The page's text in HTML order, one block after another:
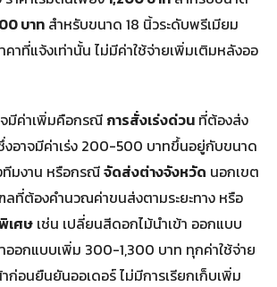
บาท สำหรับขนาด 18 นิ้วระดับพรีเมียม
คาที่แจ้งเท่านั้น ไม่มีค่าใช้จ่ายเพิ่มเติมหลังออ
มีค่าเพิ่มคือกรณี การสั่งเร่งด่วน ที่ต้องส่ง
งอาจมีค่าเร่ง 200-500 บาทขึ้นอยู่กับขนาด
ทีมงาน หรือกรณีจัดส่งต่างจังหวัด นอกเขต
ที่ต้องคำนวณค่าขนส่งตามระยะทาง หรือ
เศษ เช่น เปลี่ยนสีดอกไม้นำเข้า ออกแบบ
ออกแบบเพิ่ม 300-1,300 บาท ทุกค่าใช้จ่าย
ก่อนยืนยันออเดอร์ ไม่มีการเรียกเก็บเพิ่ม